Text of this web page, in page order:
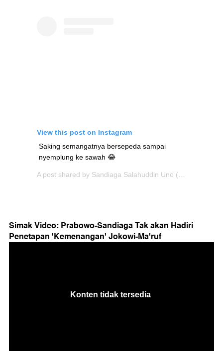
View this post on Instagram
Saking semangatnya bersepeda sampai
nyemplung ke sawah 😂
A post shared by Sandiaga Salahuddin Uno (@sandiuno) on Jun 28, 2019 at 11:33pm PDT
Simak Video: Prabowo-Sandiaga Tak akan Hadiri
Penetapan 'Kemenangan' Jokowi-Ma'ruf